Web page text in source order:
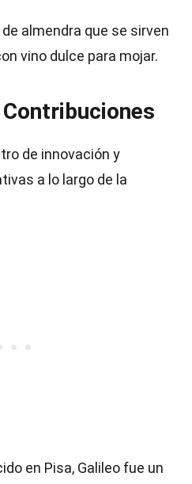
almendra que se sirven
vino dulce para mojar.
de innovación y
a lo largo de la
en Pisa, Galileo fue un